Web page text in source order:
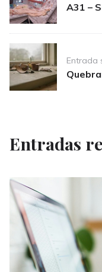
A31 –
Entrada
Entradas